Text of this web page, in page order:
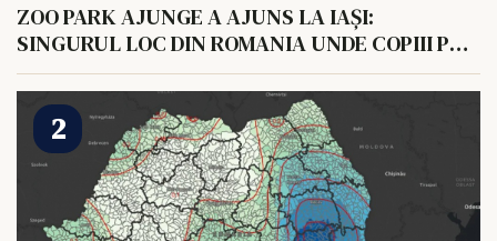
ZOO PARK AJUNGE A AJUNS LA IAȘI:
SINGURUL LOC DIN ROMANIA UNDE COPIII POT
HRANI UN ELEFANT